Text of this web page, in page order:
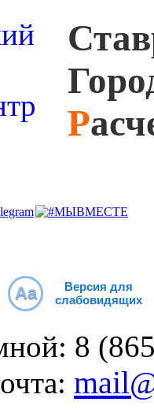
С
Г
Р
Aa
Версия для
слабовидящих
8